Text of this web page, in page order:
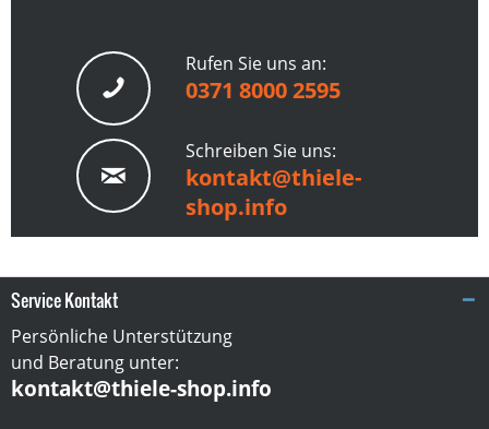
Rufen Sie uns an:
0371 8000 2595
Schreiben Sie uns:
kontakt@thiele-
shop.info
Service Kontakt
Persönliche Unterstützung
und Beratung unter:
kontakt@thiele-shop.info